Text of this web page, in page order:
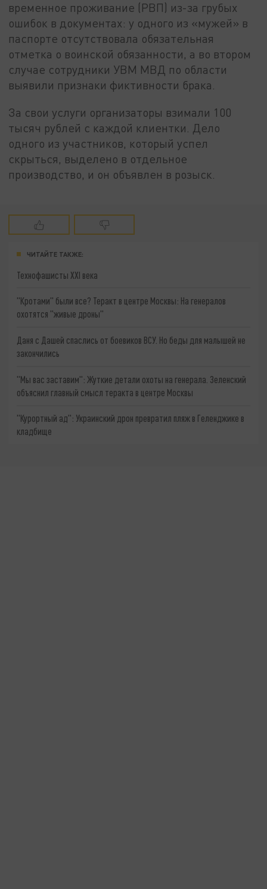
временное проживание (РВП) из-за грубых
ошибок в документах: у одного из «мужей» в
паспорте отсутствовала обязательная
отметка о воинской обязанности, а во втором
случае сотрудники УВМ МВД по области
выявили признаки фиктивности брака.
За свои услуги организаторы взимали 100
тысяч рублей с каждой клиентки. Дело
одного из участников, который успел
скрыться, выделено в отдельное
производство, и он объявлен в розыск.
ЧИТАЙТЕ ТАКЖЕ:
Технофашисты XXI века
"Кротами" были все? Теракт в центре Москвы: На генералов
охотятся "живые дроны"
Даня с Дашей спаслись от боевиков ВСУ. Но беды для малышей не
закончились
"Мы вас заставим": Жуткие детали охоты на генерала. Зеленский
объяснил главный смысл теракта в центре Москвы
"Курортный ад": Украинский дрон превратил пляж в Геленджике в
кладбище